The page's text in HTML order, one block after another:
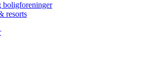
boligforeninger
resorts